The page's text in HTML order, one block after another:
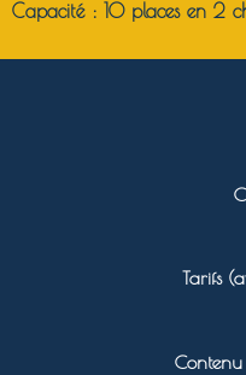
Capacité : 10 places en 2
Tarifs